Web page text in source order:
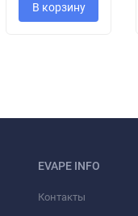
В корзину
EVAPE INFO
Контакты